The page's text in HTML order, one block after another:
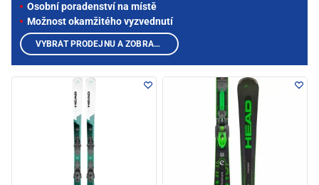
Osobní poradenství na místě
Možnost okamžitého vyzvednutí
VYBRAT PRODEJNU A ZOBRAZIT PRODUKTY